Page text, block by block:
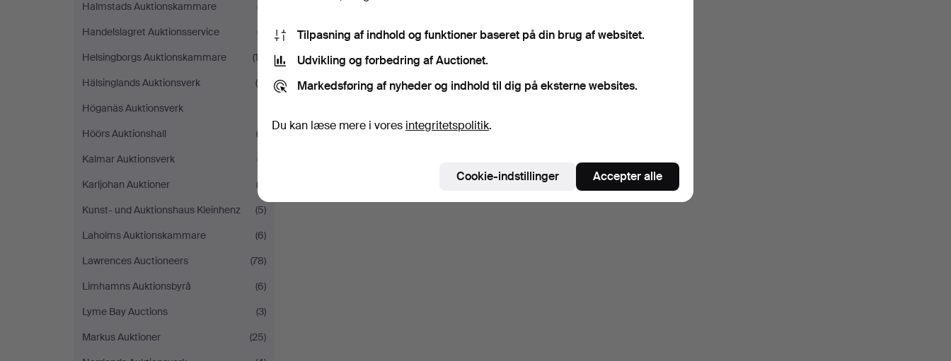
Halmstads Auktionskammare
(7)
Handelslagret Auktionsservice
(7)
Helsingborgs Auktionskammare
(12)
Hälsinglands Auktionsverk
(4)
Höganäs Auktionsverk
Höörs Auktionshall
(3)
Kalmar Auktionsverk
(7)
Karljohan Auktioner
(2)
Kunst- und Auktionshaus Kleinhenz
(5)
Laholms Auktionskammare
(6)
Lawrences Auctioneers
(78)
Limhamns Auktionsbyrå
(6)
Lyme Bay Auctions
(3)
Markus Auktioner
(25)
Tilpasning af indhold og funktioner baseret på din brug af websitet.
Udvikling og forbedring af Auctionet.
Markedsføring af nyheder og indhold til dig på eksterne websites.
Du kan læse mere i vores integritetspolitik.
Cookie-indstillinger Accepter alle